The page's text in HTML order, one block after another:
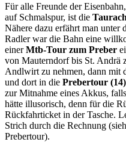
Für alle Freunde der
auf Schmalspur, ist die
Nähere dazu erfährt man unter
Radler war die Bahn eine
einerMtb-Tour zum Preber
von Mauterndorf bis St. Andrä
Andlwirt zu nehmen, dann mit
und dort in die Prebertour (14)
zur Mitnahme eines Akkus,
hätte illusorisch, denn für die
Rückfahrticket in der Tasche.
Strich durch die Rechnung
Prebertour).